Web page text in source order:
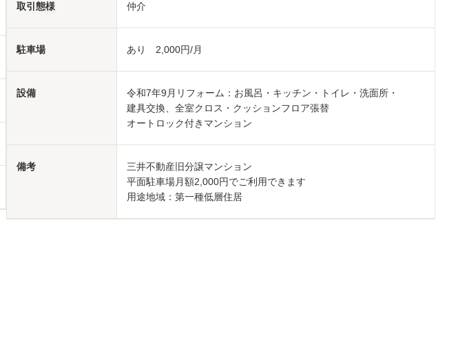
取引態様 仲介
駐車場 あり 2,000円/月
設備
令和7年9月リフォーム：お風呂・キッチン・トイレ・洗面所・
建具交換、全室クロス・クッションフロア張替
オートロック付きマンション
備考
三井不動産旧分譲マンション
平面駐車場月額2,000円でご利用できます
用途地域：第一種低層住居